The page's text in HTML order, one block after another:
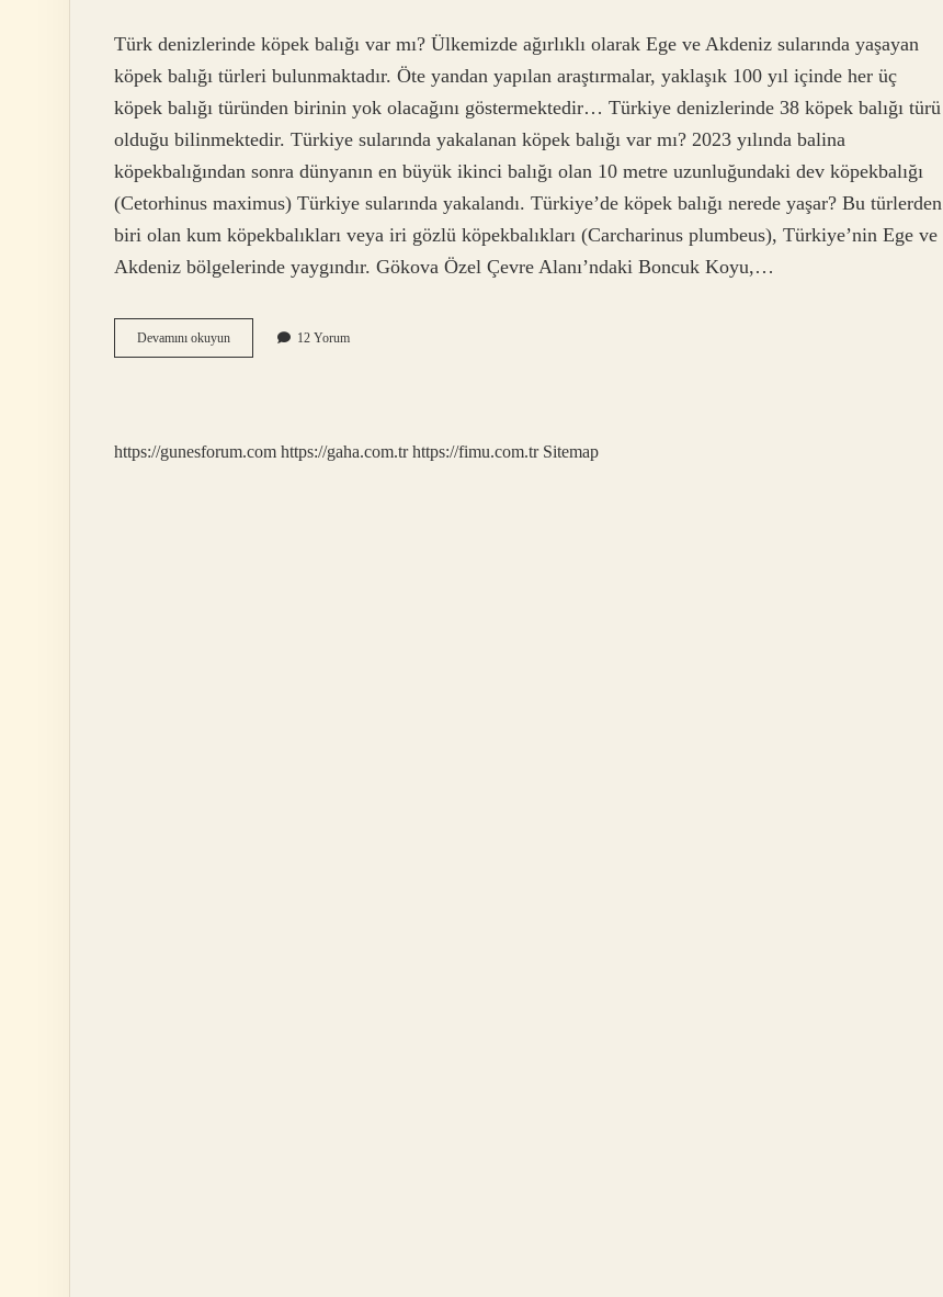
Türk denizlerinde köpek balığı var mı? Ülkemizde ağırlıklı olarak Ege ve Akdeniz sularında yaşayan
köpek balığı türleri bulunmaktadır. Öte yandan yapılan araştırmalar, yaklaşık 100 yıl içinde her üç
köpek balığı türünden birinin yok olacağını göstermektedir… Türkiye denizlerinde 38 köpek balığı türü
olduğu bilinmektedir. Türkiye sularında yakalanan köpek balığı var mı? 2023 yılında balina
köpekbalığından sonra dünyanın en büyük ikinci balığı olan 10 metre uzunluğundaki dev köpekbalığı
(Cetorhinus maximus) Türkiye sularında yakalandı. Türkiye’de köpek balığı nerede yaşar? Bu türlerden
biri olan kum köpekbalıkları veya iri gözlü köpekbalıkları (Carcharinus plumbeus), Türkiye’nin Ege ve
Akdeniz bölgelerinde yaygındır. Gökova Özel Çevre Alanı’ndaki Boncuk Koyu,…
Devamını okuyunTürk
Sularında
12 Yorum
https://gunesforum.com https://gaha.com.tr https://fimu.com.tr Sitemap